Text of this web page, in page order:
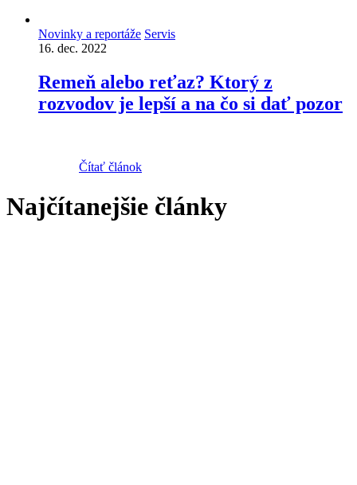
Novinky a reportáže Servis
16. dec. 2022
Remeň alebo reťaz? Ktorý z
rozvodov je lepší a na čo si dať pozor
Čítať článok
Najčítanejšie články